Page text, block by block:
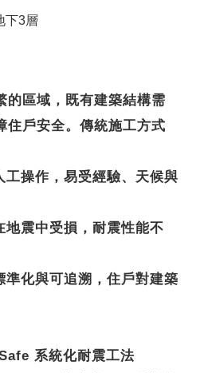
下3層
的區域，既有建築結構需
住戶安全。傳統施工方式
工操作，易受經驗、天候與
震中受損，耐震性能不
化與可追溯，住戶對建築
系統化耐震工法